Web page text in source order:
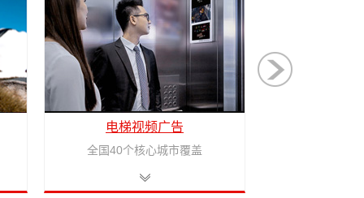
电梯视频广告
全国40个核心城市覆盖